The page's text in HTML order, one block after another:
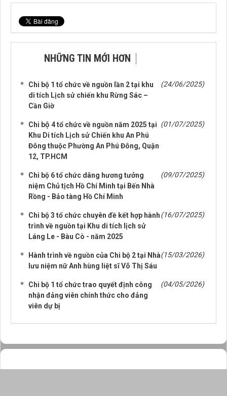
NHỮNG TIN MỚI HƠN
Chi bộ 1 tổ chức về nguồn lần 2 tại khu
di tích Lịch sử chiến khu Rừng Sác –
Cần Giờ
(24/06/2025)
Chi bộ 4 tổ chức về nguồn năm 2025 tại
Khu Di tích Lịch sử Chiến khu An Phú
Đông thuộc Phường An Phú Đông, Quận
12, TP.HCM
(01/07/2025)
Chi bộ 6 tổ chức dâng hương tưởng
niệm Chủ tịch Hồ Chí Minh tại Bến Nhà
Rồng - Bảo tàng Hồ Chí Minh
(09/07/2025)
Chi bộ 3 tổ chức chuyên đề kết hợp hành
trình về nguồn tại Khu di tích lịch sử
Láng Le - Bàu Cò - năm 2025
(16/07/2025)
Hành trình về nguồn của Chi bộ 2 tại Nhà
lưu niệm nữ Anh hùng liệt sĩ Võ Thị Sáu
(15/03/2026)
Chi bộ 1 tổ chức trao quyết định công
nhận đảng viên chính thức cho đảng
viên dự bị
(04/05/2026)